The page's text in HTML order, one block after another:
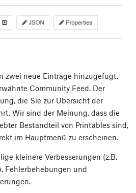
zwei neue Einträge hinzugefügt.
Community Feed. Der
die Sie zur Übersicht der
Wir sind der Meinung, dass die
Bestandteil von Printables sind,
im Hauptmenü zu erscheinen.
kleinere Verbesserungen (z.B.
Fehlerbehebungen und